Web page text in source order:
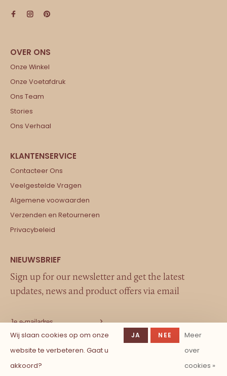
Onze Winkel
Onze Voetafdruk
Ons Team
Stories
Ons Verhaal
Contacteer Ons
Veelgestelde Vragen
Algemene voowaarden
Verzenden en Retourneren
Privacybeleid
Sign up for our newsletter and get the latest
updates, news and product offers via email
Wij slaan cookies op om onze
website te verbeteren. Gaat u
akkoord?
JA NEE
Meer
over
cookies »